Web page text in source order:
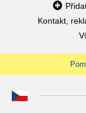
Kontakt,